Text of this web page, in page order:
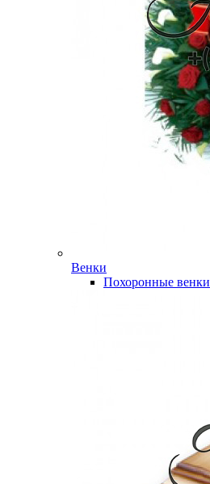
Венки
Похоронные венки